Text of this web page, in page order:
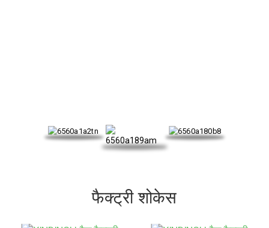
फैक्ट्री शोकेस